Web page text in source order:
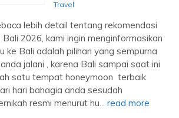
Travel
lebih detail tentang rekomendasi
2026, kami ingin menginformasikan
ke Bali adalah pilihan yang sempurna
jalani , karena Bali sampai saat ini
satu tempat honeymoon terbaik
hari bahagia anda sesudah
resmi menurut hu... read more